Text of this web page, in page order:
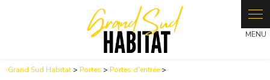
Grand Sud Habitat > Portes > Portes d'entrée >